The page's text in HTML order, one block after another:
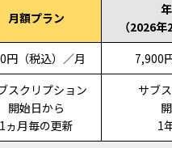
月額プラン
（2026
円（税込）／月 7,900
スクリプション
開始日から
1ヵ月毎の更新
サブ
1